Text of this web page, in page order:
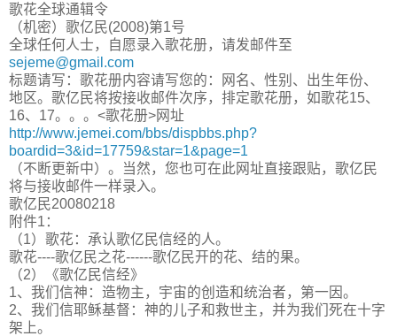
歌花全球通辑令
（机密）歌亿民(2008)第1号
全球任何人士，自愿录入歌花册，请发邮件至
sejeme@gmail.com
标题请写：歌花册内容请写您的：网名、性别、出生年份、
地区。歌亿民将按接收邮件次序，排定歌花册，如歌花15、
16、17。。。<歌花册>网址
http://www.jemei.com/bbs/dispbbs.php?
boardid=3&id=17759&star=1&page=1
（不断更新中）。当然，您也可在此网址直接跟贴，歌亿民
将与接收邮件一样录入。
歌亿民20080218
附件1：
（1）歌花：承认歌亿民信经的人。
歌花----歌亿民之花------歌亿民开的花、结的果。
（2）《歌亿民信经》
1、我们信神：造物主，宇宙的创造和统治者，第一因。
2、我们信耶稣基督：神的儿子和救世主，并为我们死在十字
架上。